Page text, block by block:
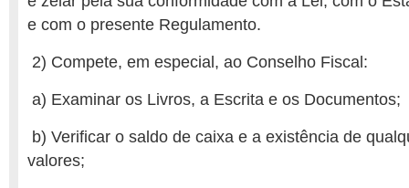
e com o presente Regulamento.
2) Compete, em especial, ao Conselho Fiscal:
a) Examinar os Livros, a Escrita e os Documentos;
b) Verificar o saldo de caixa e a existência de
valores;